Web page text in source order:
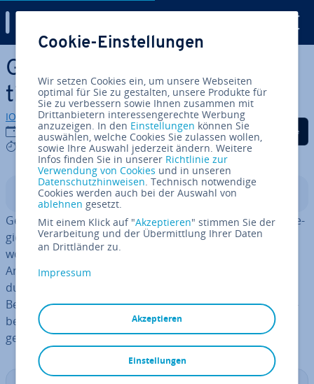
Zum Haupt­in­halt springen
Ge­ne­ra­ti­ve Engine Op­ti­miza­
ti­on (GEO) erklärt
IONOS Redaktion
27.01.2026
5 mins
Auf Facebook teilen
Auf Twitter teilen
Auf LinkedIn
In­halts­ver­zeich­nis
Ge­ne­ra­ti­ve Engine Op­ti­miza­ti­on (GEO) be­zeich­net Stra­te­
gien zur Op­ti­mie­rung von Inhalten für KI-gestützte Ant­
wort­ma­schi­nen. Diese neuen Systeme ge­ne­rie­ren
Antworten nicht durch die Anzeige von Links, sondern
durch das Zu­sam­men­fas­sen, In­ter­pre­tie­ren und
Bewerten von Quellen. GEO hilft dabei, Inhalte so auf­zu­
be­rei­ten, dass sie von ge­ne­ra­ti­ven Modellen korrekt
gefunden, ver­stan­den und bevorzugt genutzt werden.
Cookie-Einstellungen
Wir setzen Cookies ein, um unsere Webseiten
optimal für Sie zu gestalten, unsere Produkte für
Sie zu verbessern sowie Ihnen zusammen mit
Drittanbietern interessengerechte Werbung
anzuzeigen. In den Einstellungen können Sie
auswählen, welche Cookies Sie zulassen wollen,
sowie Ihre Auswahl jederzeit ändern. Weitere
Infos finden Sie in unserer Richtlinie zur
Verwendung von Cookies und in unseren
Datenschutzhinweisen. Technisch notwendige
Cookies werden auch bei der Auswahl von
ablehnen gesetzt.
Mit einem Klick auf "Akzeptieren" stimmen Sie der
Verarbeitung und der Übermittlung Ihrer Daten
an Drittländer zu.
Impressum
Akzeptieren
Einstellungen